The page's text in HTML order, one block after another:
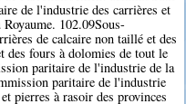
de l'industrie des carrières et
102.09Sous-
de calcaire non taillé et des
des fours à dolomies de tout le
paritaire de l'industrie de la
paritaire de l'industrie
pierres à rasoir des provinces